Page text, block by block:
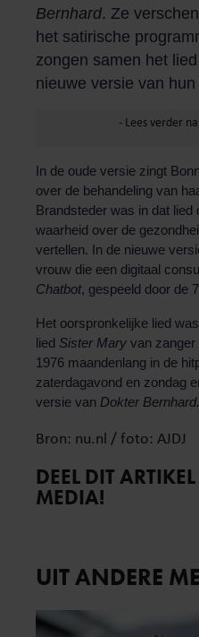
Bernhard. Ze
het satirische
zongen samen het lied
nieuwe versie van
In de oude versie zingt
over de behandeling van
Brandsteder was in dat lied
waarheid over de
vertellen. In de nieuwe
vrouw die een digitaal
Chatbot, gespeeld door de
Het oorspronkelijke lied
lied Sister Mary van zanger
1976 maandenlang in de
zaterdagavond en zondag
versie van Dokter Bernhard.
Bron: nu.nl / foto: AJDJ
DEEL DIT
MEDIA!
UIT ANDERE